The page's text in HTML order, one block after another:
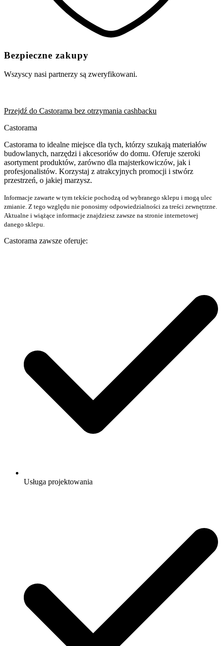
Bezpieczne zakupy
Wszyscy nasi partnerzy są zweryfikowani.
Przejdź do Castorama bez otrzymania cashbacku
Castorama
Castorama to idealne miejsce dla tych, którzy szukają materiałów
budowlanych, narzędzi i akcesoriów do domu. Oferuje szeroki
asortyment produktów, zarówno dla majsterkowiczów, jak i
profesjonalistów. Korzystaj z atrakcyjnych promocji i stwórz
przestrzeń, o jakiej marzysz.
Informacje zawarte w tym tekście pochodzą od wybranego sklepu i mogą ulec
zmianie. Z tego względu nie ponosimy odpowiedzialności za treści zewnętrzne.
Aktualne i wiążące informacje znajdziesz zawsze na stronie internetowej
danego sklepu.
Castorama zawsze oferuje:
Usługa projektowania